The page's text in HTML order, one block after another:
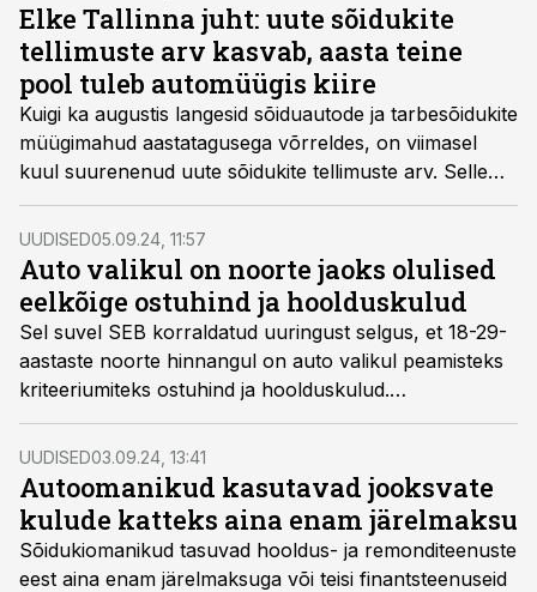
Elke Tallinna juht: uute sõidukite
tellimuste arv kasvab, aasta teine
pool tuleb automüügis kiire
Kuigi ka augustis langesid sõiduautode ja tarbesõidukite
müügimahud aastatagusega võrreldes, on viimasel
kuul suurenenud uute sõidukite tellimuste arv. Selle
põhjal ennustab Elke Tallinna tegevjuht Raido
Rosenfeld kiiret kasvu automüügis aasta teises pooles.
UUDISED05.09.24, 11:57
Auto valikul on noorte jaoks olulised
eelkõige ostuhind ja hoolduskulud
Sel suvel SEB korraldatud uuringust selgus, et 18-29-
aastaste noorte hinnangul on auto valikul peamisteks
kriteeriumiteks ostuhind ja hoolduskulud.
Keskkonnasäästlikkust peetakse teisejärguliseks.
UUDISED03.09.24, 13:41
Autoomanikud kasutavad jooksvate
kulude katteks aina enam järelmaksu
Sõidukiomanikud tasuvad hooldus- ja remonditeenuste
eest aina enam järelmaksuga või teisi finantsteenuseid